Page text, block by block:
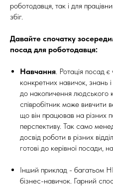
роботодавця, так і для
збіг.
Давайте спочатку
посад для роботодавця:
Навчання . Ротація посад
конкретних навичок, знань
до накопичення людського
співробітник може
що він працював на різних
перспективу. Так само
досвід роботи в різних
готові до керівної посади,
Інший приклад - багатьом
бізнес-навичок. Гарний